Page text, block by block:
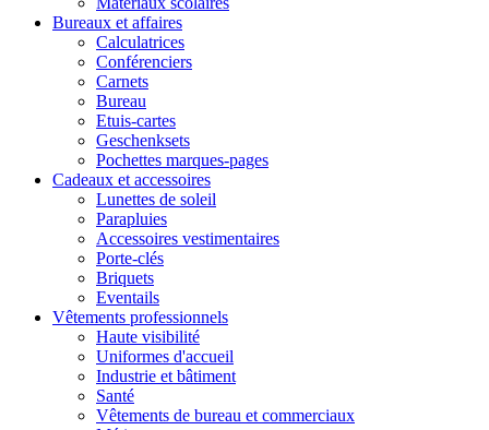
Bureaux et affaires
Calculatrices
Conférenciers
Carnets
Bureau
Etuis-cartes
Geschenksets
Pochettes marques-pages
Cadeaux et accessoires
Lunettes de soleil
Parapluies
Accessoires vestimentaires
Porte-clés
Briquets
Eventails
Vêtements professionnels
Haute visibilité
Uniformes d'accueil
Industrie et bâtiment
Santé
Vêtements de bureau et commerciaux